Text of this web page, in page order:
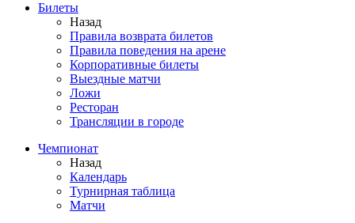
Билеты
Назад
Правила возврата билетов
Правила поведения на арене
Корпоративные билеты
Выездные матчи
Ложи
Ресторан
Трансляции в городе
Чемпионат
Назад
Календарь
Турнирная таблица
Матчи